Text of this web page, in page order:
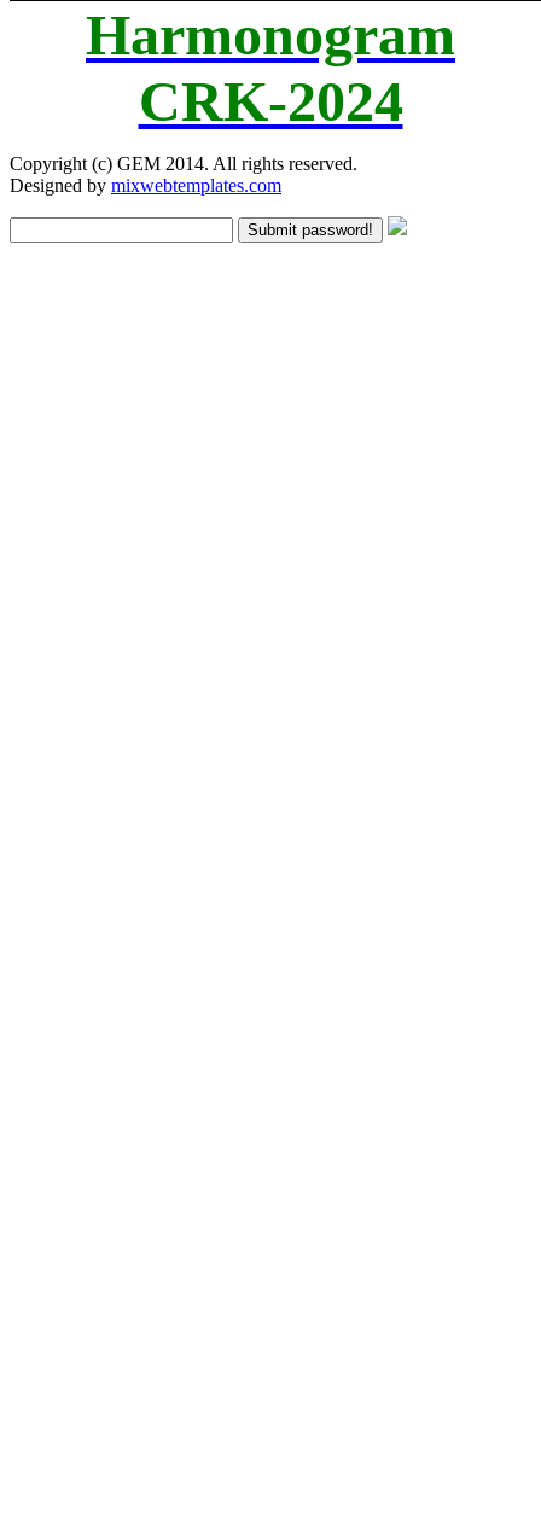
Harmonogram
CRK-2024
Copyright (c) GEM 2014. All rights reserved.
Designed by mixwebtemplates.com
Submit password!